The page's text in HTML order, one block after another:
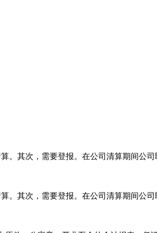
。其次，需要登报。在公司清算期间公
。其次，需要登报。在公司清算期间公